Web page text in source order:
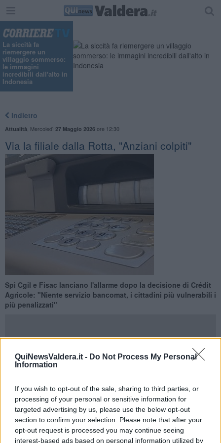
QuiNewsValdera.it - Do Not Process My Personal
Information
If you wish to opt-out of the sale, sharing to third parties, or
processing of your personal or sensitive information for
targeted advertising by us, please use the below opt-out
section to confirm your selection. Please note that after your
opt-out request is processed you may continue seeing
interest-based ads based on personal information utilized by
La siccità fa
riemergere un
villaggio sommerso:
le immagini
incredibili dall'alto in
Indonesia
Indietro
Attualità Mercoledì 27 Maggio 2026ore 12:30
Via la filiale dalla Rotta, "Anziani colpiti"
Spi Cgil e Fisac lanciano l'allarme dopo la decisione di Crédit
Agricole: "Niente servizio bancomat, i cittadini più vulnerabili i
più penalizzati"
PONTEDERA —
frazione in cuiCrédit Agricole ha deciso di chiudere la propria
filiale.
E, per questo, è immediatamente esplosa la polemica, alimentata
dalSindacato Pensionati della Cgile dallaFederazione Italiana
Sindacale dei Lavoratori delle Assicurazioni e del Credito